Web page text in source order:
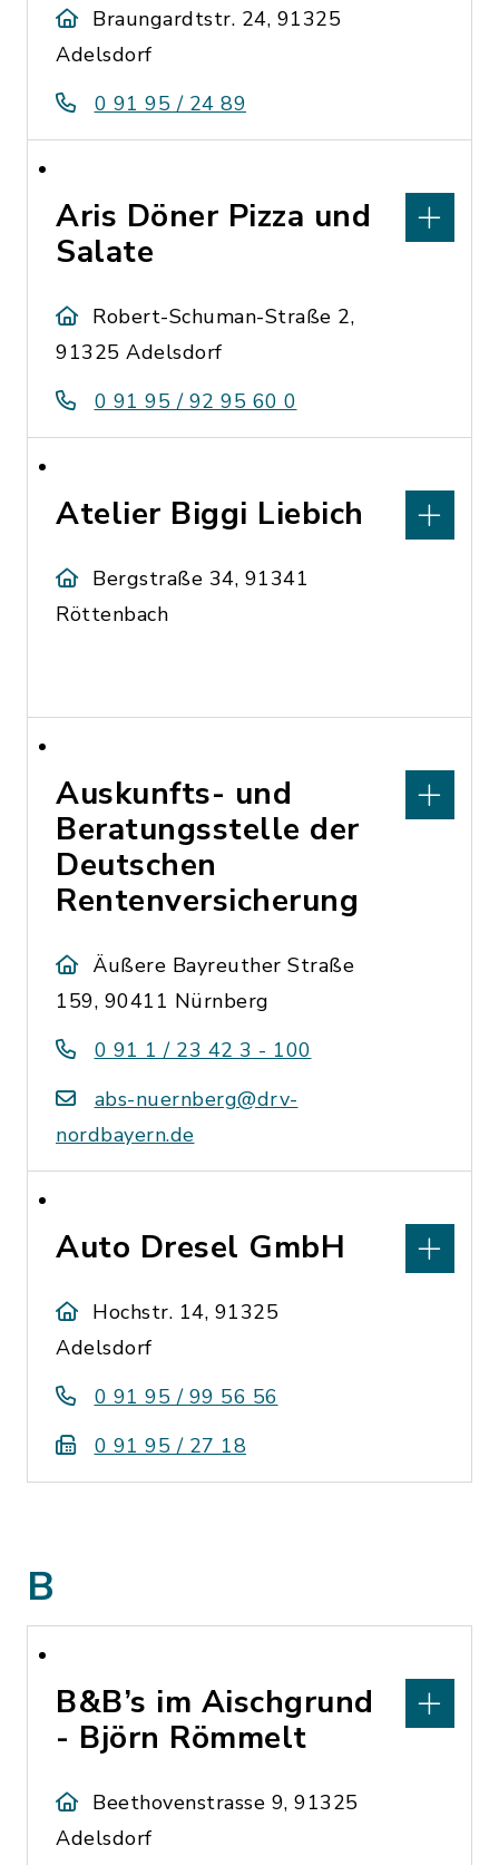
Braungardtstr. 24, 91325
Adelsdorf
0 91 95 / 24 89
Aris Döner Pizza und
Salate
Robert-Schuman-Straße 2,
91325 Adelsdorf
0 91 95 / 92 95 60 0
Atelier Biggi Liebich
Bergstraße 34, 91341
Röttenbach
Auskunfts- und
Beratungsstelle der
Deutschen
Rentenversicherung
Äußere Bayreuther Straße
159, 90411 Nürnberg
0 91 1 / 23 42 3 - 100
abs-nuernberg@drv-
nordbayern.de
Auto Dresel GmbH
Hochstr. 14, 91325
Adelsdorf
0 91 95 / 99 56 56
0 91 95 / 27 18
B
B&B’s im Aischgrund
- Björn Römmelt
Beethovenstrasse 9, 91325
Adelsdorf